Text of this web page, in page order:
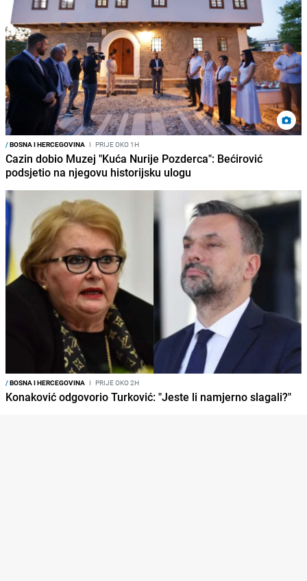
/BOSNA I HERCEGOVINA I PRIJE OKO 1H
Cazin dobio Muzej "Kuća Nurije Pozderca": Bećirović
podsjetio na njegovu historijsku ulogu
/BOSNA I HERCEGOVINA I PRIJE OKO 2H
Konaković odgovorio Turković: "Jeste li namjerno slagali?"